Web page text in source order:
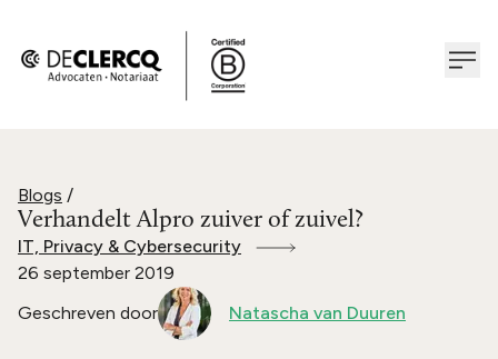
Blogs /
Verhandelt Alpro zuiver of zuivel?
IT, Privacy & Cybersecurity
26 september 2019
Geschreven door
Natascha van Duuren